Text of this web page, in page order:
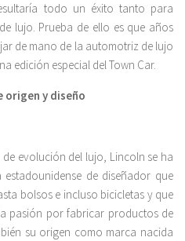
todo un éxito tanto para
lujo. Prueba de ello es que años
de mano de la automotriz de lujo
edición especial del Town Car.
origen y diseño
evolución del lujo, Lincoln se ha
de diseñador que
bolsos e incluso bicicletas y que
pasión por fabricar productos de
su origen como marca nacida